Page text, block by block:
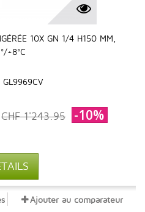
10X GN 1/4 H150 MM,
+8°C
CHF 1'243.95 -10%
Ajouter au comparateur